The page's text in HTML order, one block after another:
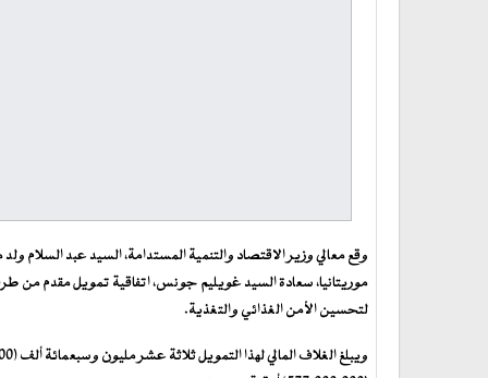
وقع معالي وزير الاقتصاد والتنمية المستدامة، السيد عبد السلام
موريتانيا، سعادة السيد غويليم جونس، اتفاقية تمويل مقدم من
لتحسين الأمن الغذائي والتغذية.